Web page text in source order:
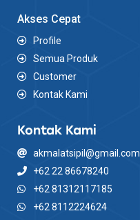
Akses Cepat
Profile
Semua Produk
Customer
Kontak Kami
Kontak Kami
akmalatsipil@gmail.com
+62 22 86678240
+62 81312117185
+62 8112224624